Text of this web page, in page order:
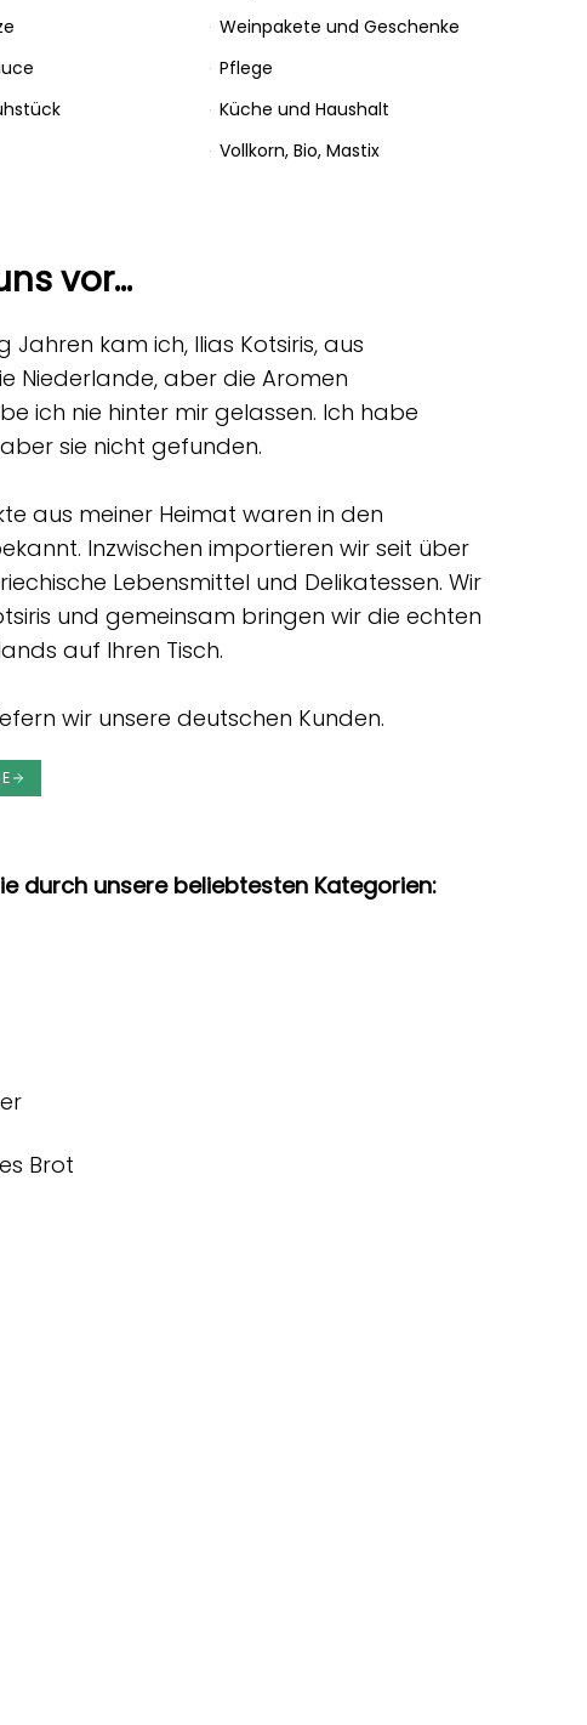
Weinpakete und Geschenke
Pflege
Küche und Haushalt
Vollkorn, Bio, Mastix
vor…
kam ich, Ilias Kotsiris, aus
Niederlande, aber die Aromen
ich nie hinter mir gelassen. Ich habe
sie nicht gefunden.
aus meiner Heimat waren in den
Inzwischen importieren wir seit über
Lebensmittel und Delikatessen. Wir
und gemeinsam bringen wir die echten
auf Ihren Tisch.
wir unsere deutschen Kunden.
durch unsere beliebtesten Kategorien:
Brot